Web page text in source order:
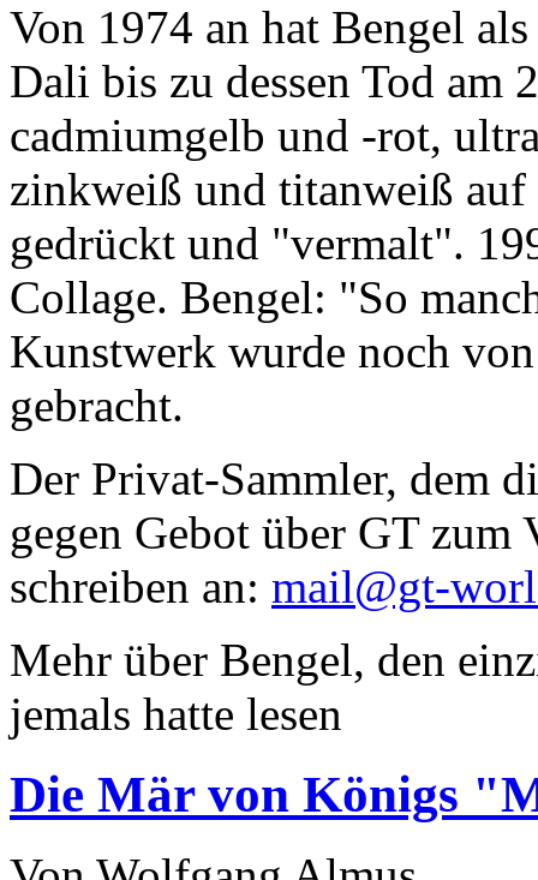
Von 1974 an hat Bengel
Dali bis zu dessen Tod am
cadmiumgelb und -rot,
zinkweiß und titanweiß
gedrückt und "vermalt".
Collage. Bengel: "So
Kunstwerk wurde noch
gebracht.
Der Privat-Sammler, dem
gegen Gebot über GT zum
schreiben an: mail@gt-
Mehr über Bengel, den
jemals hatte lesen
Die Mär von Königs